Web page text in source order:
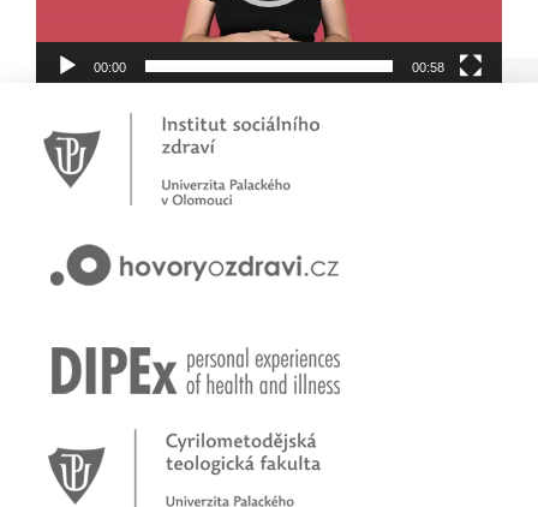
00:00 00:58
Novinky
Přihlašte se na první online workshop na téma stárnoucí
Zkušenosti rodičů dětí s epilepsií
Začínáme nové téma! Sluchová vada u dětí